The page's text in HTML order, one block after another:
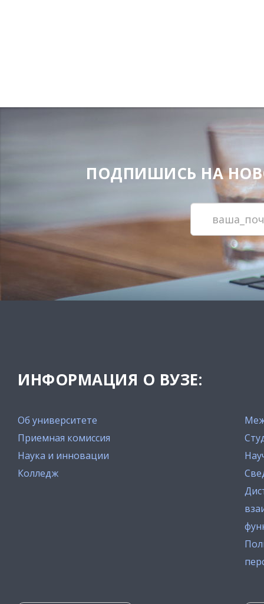
ПОДПИШИСЬ НА
ИНФОРМАЦИЯ О ВУЗЕ:
Об университете
Приемная комиссия
Наука и инновации
Колледж